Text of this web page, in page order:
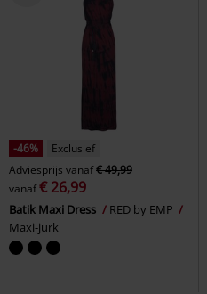
-46%
Exclusief
Adviesprijs vanaf€ 49,99
vanaf€ 26,99
Batik Maxi Dress
RED by EMP
Maxi-jurk